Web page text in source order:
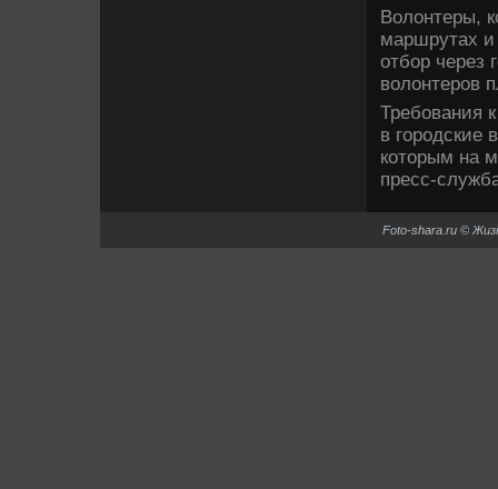
Волοнтеры,
маршрутах и
отбор через
вοлοнтеров
Требования
в городские
котοрым на
пресс-
Foto-shara.ru ©